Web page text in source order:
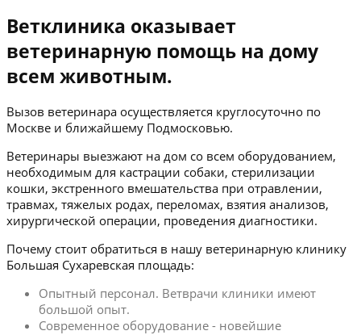
Ветклиника оказывает
ветеринарную помощь на дому
всем животным.
Вызов ветеринара осуществляется круглосуточно по
Москве и ближайшему Подмосковью.
Ветеринары выезжают на дом со всем оборудованием,
необходимым для кастрации собаки, стерилизации
кошки, экстренного вмешательства при отравлении,
травмах, тяжелых родах, переломах, взятия анализов,
хирургической операции, проведения диагностики.
Почему стоит обратиться в нашу ветеринарную клинику
Большая Сухаревская площадь:
Опытный персонал. Ветврачи клиники имеют
большой опыт.
Современное оборудование - новейшие